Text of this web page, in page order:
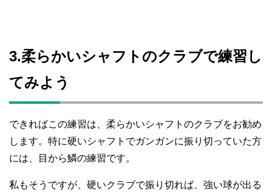
3.柔らかいシャフトのクラブで練習し
てみよう
できればこの練習は、柔らかいシャフトのクラブをお勧め
します。特に硬いシャフトでガンガンに振り切っていた方
には、目から鱗の練習です。
私もそうですが、硬いクラブで振り切れば、強い球が出る